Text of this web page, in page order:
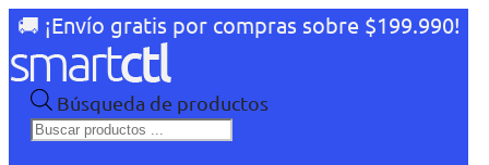
🚚 ¡Envío gratis por compras sobre $199.990!
Búsqueda de productos